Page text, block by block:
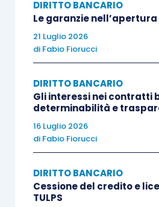
Roma 11.1.2016, 16.6.2016,
Trib. Monza 19.6.2017; Trib.
Trib. Monza 18.8.2017; Trib. S.
DIRITTO BANCARIO
Le garanzie
21 Luglio 2026
di Fabio Fiorucci
DIRITTO BANCARIO
Gli interessi nei contratti
determinabilità e
16 Luglio 2026
di Fabio Fiorucci
DIRITTO BANCARIO
Cessione del credito e
TULPS